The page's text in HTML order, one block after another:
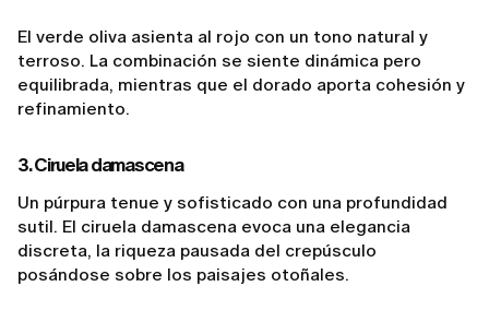
El verde oliva asienta al rojo con un tono natural y
terroso. La combinación se siente dinámica pero
equilibrada, mientras que el dorado aporta cohesión y
refinamiento.
3. Ciruela damascena
Un púrpura tenue y sofisticado con una profundidad
sutil. El ciruela damascena evoca una elegancia
discreta, la riqueza pausada del crepúsculo
posándose sobre los paisajes otoñales.